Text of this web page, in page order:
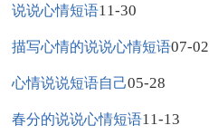
说说心情短语11-30
描写心情的说说心情短语07-02
心情说说短语自己05-28
春分的说说心情短语11-13